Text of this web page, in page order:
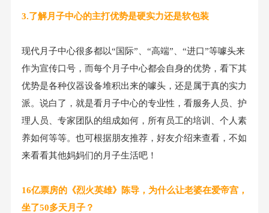
3.了解月子中心的主打优势是硬实力还是软包装
现代月子中心很多都以“国际”、“高端”、“进口”等噱头来
作为宣传口号，而每个月子中心都会自身的优势，看下其
优势是各种仪器设备堆积出来的噱头，还是属于真的实力
派。说白了，就是看月子中心的专业性，看服务人员、护
理人员、专家团队的组成如何，所有员工的培训、个人素
养如何等等。也可根据朋友推荐，好友介绍来查看，不如
来看看其他妈妈们的月子生活吧！
16亿票房的《烈火英雄》陈导，为什么让老婆在爱帝宫，
坐了50多天月子？